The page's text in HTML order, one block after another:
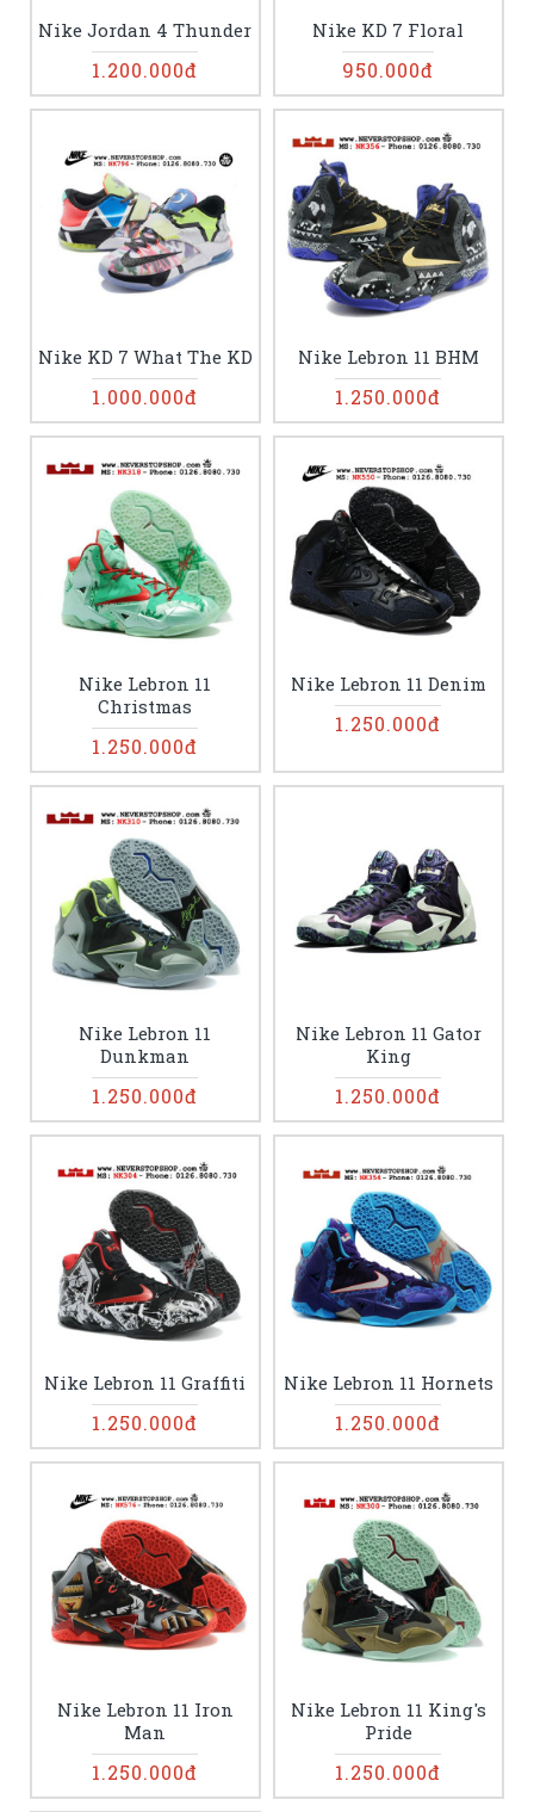
Nike Jordan 4 Thunder
1.200.000đ
Nike KD 7 Floral
950.000đ
Nike KD 7 What The KD
1.000.000đ
Nike Lebron 11 BHM
1.250.000đ
Nike Lebron 11
Christmas
1.250.000đ
Nike Lebron 11 Denim
1.250.000đ
Nike Lebron 11
Dunkman
1.250.000đ
Nike Lebron 11 Gator
King
1.250.000đ
Nike Lebron 11 Graffiti
1.250.000đ
Nike Lebron 11 Hornets
1.250.000đ
Nike Lebron 11 Iron
Man
1.250.000đ
Nike Lebron 11 King's
Pride
1.250.000đ